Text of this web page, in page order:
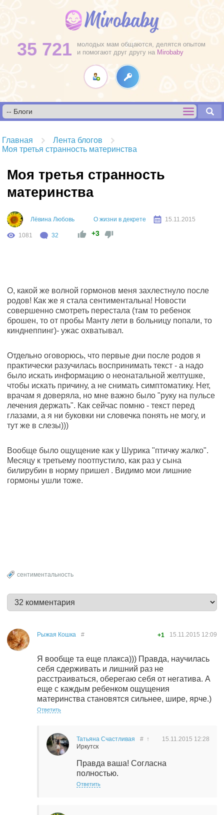
35 721
молодых мам общаются, делятся опытом
и помогают друг другу на Mirobaby
Главная
Лента блогов
Моя третья странность материнства
Моя третья странность
материнства
Лёвина Любовь О жизни в декрете 15.11.2015
1081 32 +3
О, какой же волной гормонов меня захлестнуло после
родов! Как же я стала сентиментальна! Новости
совершенно смотреть перестала (там то ребенок
брошен, то от пробы Манту лети в больницу попали, то
кинднеппинг)- ужас охватывал.
Отдельно оговорюсь, что первые дни после родов я
практически разучилась воспринимать текст - а надо
было искать информацию о неонатальной желтушке,
чтобы искать причину, а не снимать симптоматику. Нет,
врачам я доверяла, но мне важно было "руку на пульсе
лечения держать". Как сейчас помню - текст перед
глазами, а я ни буковки ни словечка понять не могу, и
тут же в слезы)))
Вообще было ощущение как у Шурика "птичку жалко".
Месяцу к третьему поотпустило, как раз у сына
билирубин в норму пришел . Видимо мои лишние
гормоны ушли тоже.
сентиментальность
Рыжая Кошка 15.11.2015 12:09
# +1
Я вообще та еще плакса))) Правда, научилась
себя сдерживать и лишний раз не
расстраиваться, оберегаю себя от негатива. А
еще с каждым ребенком ощущения
материнства становятся сильнее, шире, ярче.)
Ответить
Татьяна Счастливая
Иркутск
15.11.2015 12:28
# ↑
Правда ваша! Согласна
полностью.
Ответить